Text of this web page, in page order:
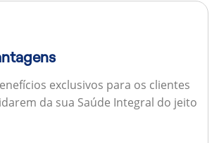
exclusivos para os clientes
da sua Saúde Integral do jeito